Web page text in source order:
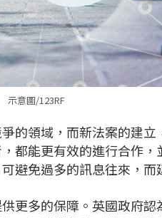
示意圖/123RF
的領域，而新法案的建
都能更有效的進行合作
避免過多的訊息往來，而
更多的保障。英國政府